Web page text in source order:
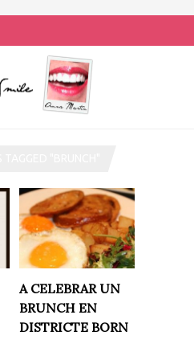
A CELEBRAR UN
BRUNCH EN
DISTRICTE BORN